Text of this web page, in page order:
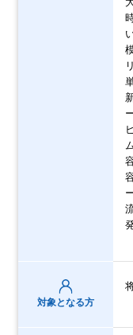
対象となる方